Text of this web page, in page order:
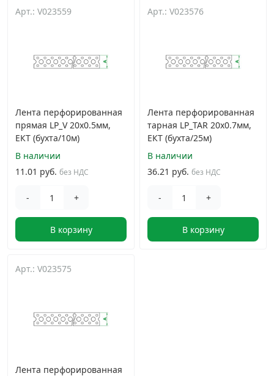
Арт.: V023559
Лента перфорированная
прямая LP_V 20x0.5мм,
ЕКТ (бухта/10м)
В наличии
11.01 руб. без НДС
- +
В корзину
Арт.: V023576
Лента перфорированная
тарная LP_TAR 20x0.7мм,
ЕКТ (бухта/25м)
В наличии
36.21 руб. без НДС
- +
В корзину
Арт.: V023575
Лента перфорированная